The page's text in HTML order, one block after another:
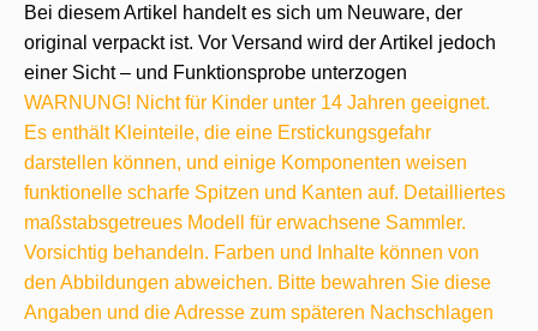
Bei diesem Artikel handelt es sich um Neuware, der
original verpackt ist. Vor Versand wird der Artikel jedoch
einer Sicht – und Funktionsprobe unterzogen
WARNUNG! Nicht für Kinder unter 14 Jahren geeignet.
Es enthält Kleinteile, die eine Erstickungsgefahr
darstellen können, und einige Komponenten weisen
funktionelle scharfe Spitzen und Kanten auf. Detailliertes
maßstabsgetreues Modell für erwachsene Sammler.
Vorsichtig behandeln. Farben und Inhalte können von
den Abbildungen abweichen. Bitte bewahren Sie diese
Angaben und die Adresse zum späteren Nachschlagen